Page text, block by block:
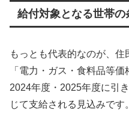
給付対象となる世帯の
もっとも代表的なのが、
「電力・ガス・食料品等
2024年度・2025年度に引
じて支給される見込みで